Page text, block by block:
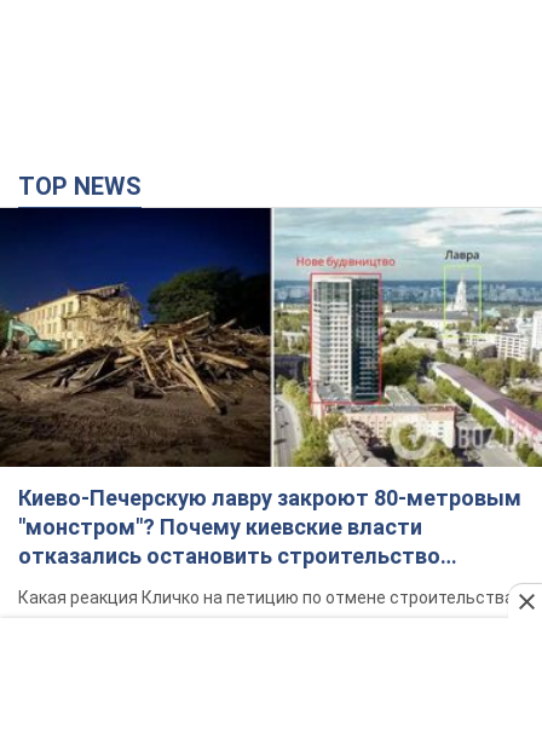
TOP NEWS
Киево-Печерскую лавру закроют 80-метровым
"монстром"? Почему киевские власти
отказались остановить строительство
небоскреба "московского верующего"
Какая реакция Кличко на петицию по отмене строительства